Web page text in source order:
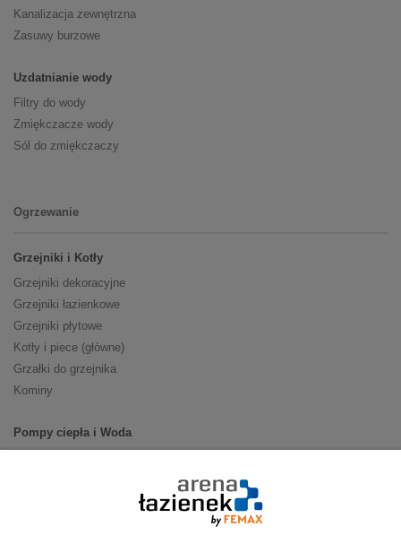
Kanalizacja zewnętrzna
Zasuwy burzowe
Uzdatnianie wody
Filtry do wody
Zmiękczacze wody
Sól do zmiękczaczy
Ogrzewanie
Grzejniki i Kotły
Grzejniki dekoracyjne
Grzejniki łazienkowe
Grzejniki płytowe
Kotły i piece (główne)
Grzałki do grzejnika
Kominy
Pompy ciepła i Woda
Ogrzewanie podłogowe (główne)